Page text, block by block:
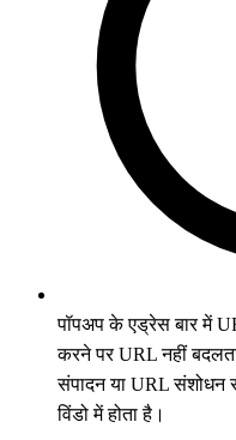
पॉपअप के एड्रेस बार में
करने पर URL नहीं
संपादन या URL संशोधन
विंडो में होता है।